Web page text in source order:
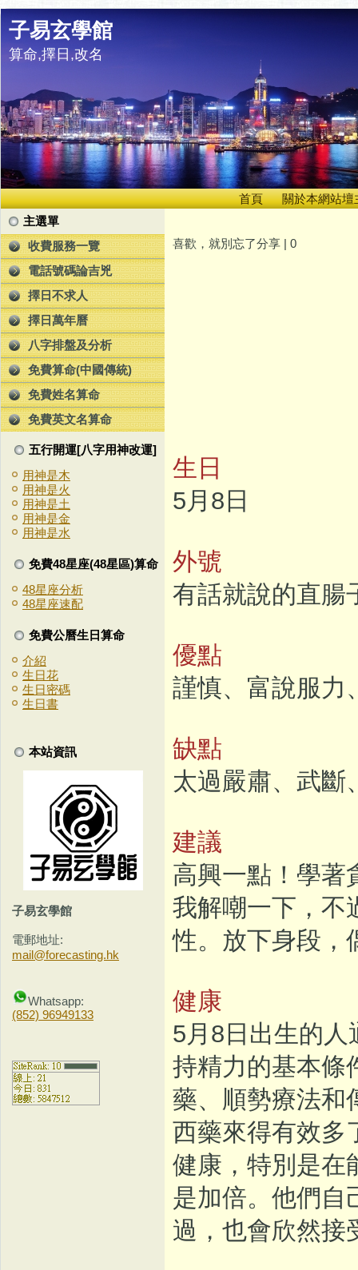
子易玄學館
算命,擇日,改名
首頁
關於本網站壇
主選單
收費服務一覽
電話號碼論吉兇
擇日不求人
擇日萬年曆
八字排盤及分析
免費算命(中國傳統)
免費姓名算命
免費英文名算命
五行開運[八字用神改運]
用神是木
用神是火
用神是土
用神是金
用神是水
免費48星座(48星區)算命
48星座分析
48星座速配
免費公曆生日算命
介紹
生日花
生日密碼
生日書
本站資訊
子易玄學館
電郵地址:
mail@forecasting.hk
Whatsapp:
(852) 96949133
喜歡，就別忘了分享 | 0
生日
5月8日
外號
有話就說的直腸
優點
謹慎、富說服力
缺點
太過嚴肅、武斷
建議
高興一點！學著
我解嘲一下，不
性。放下身段，
健康
5月8日出生的
持精力的基本條
藥、順勢療法和
西藥來得有效多
健康，特別是在
是加倍。他們自
過，也會欣然接